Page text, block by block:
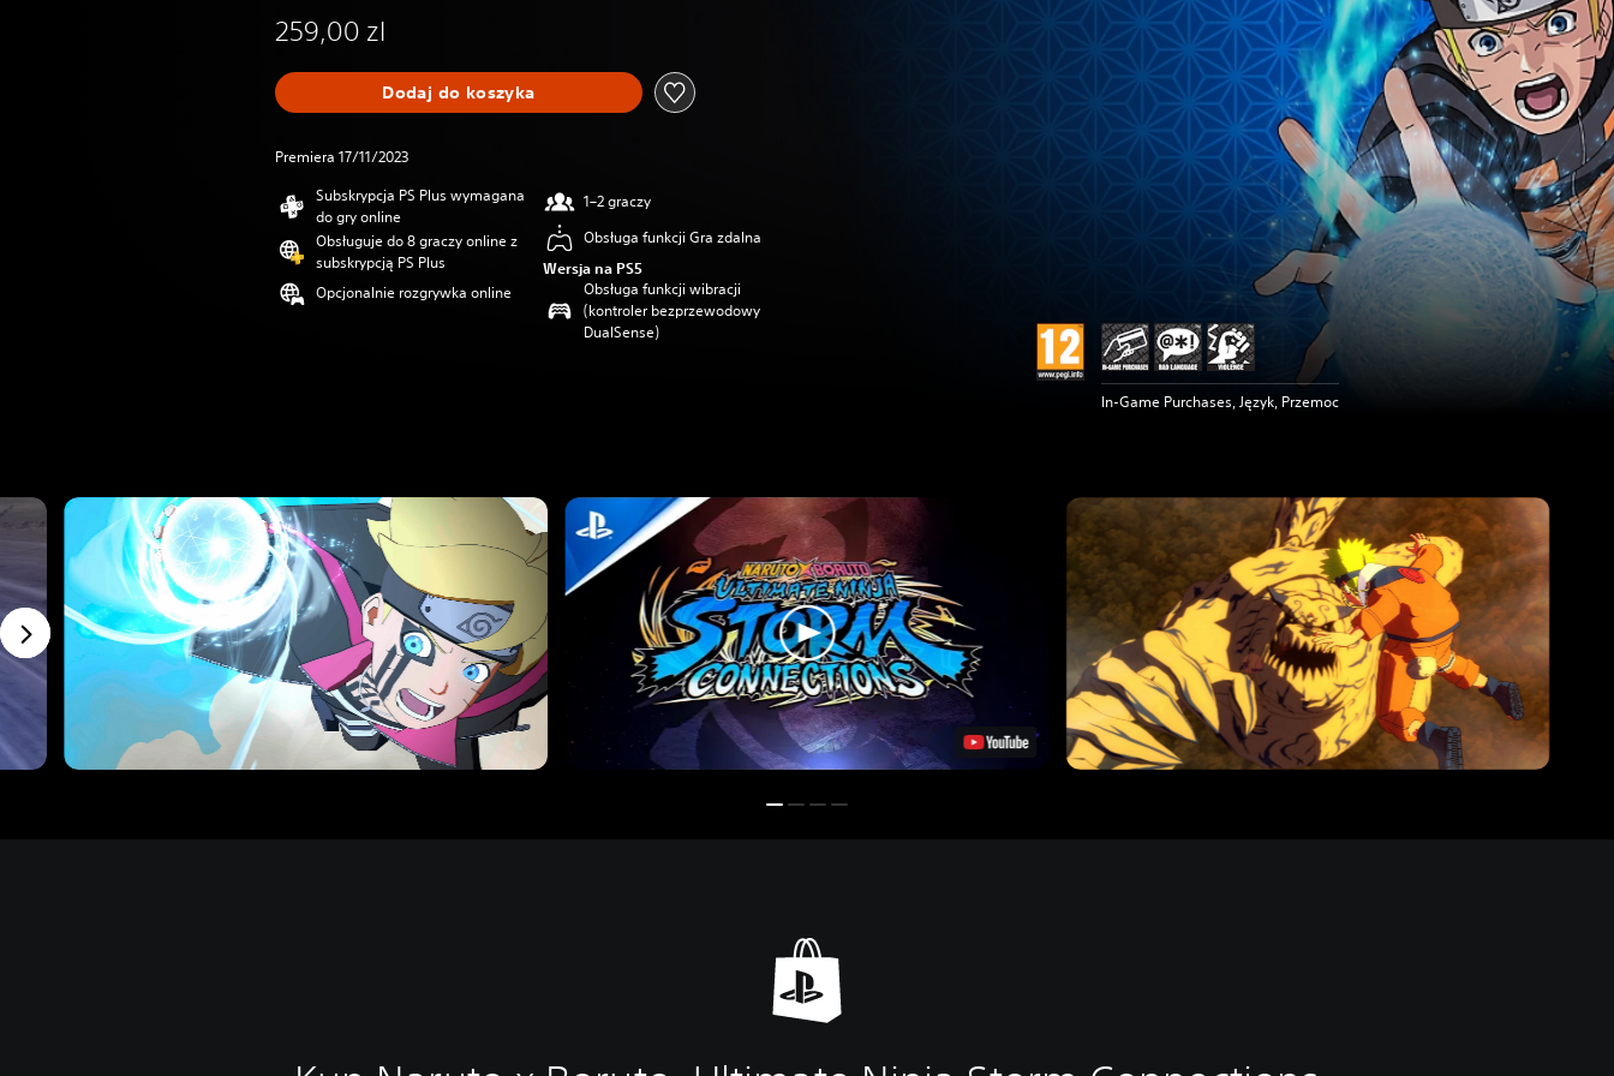
259,00 zl
Dodaj do koszyka
Premiera 17/11/2023
Subskrypcja PS Plus wymagana
do gry online
Obsługuje do 8 graczy online z
subskrypcją PS Plus
Opcjonalnie rozgrywka online
1–2 graczy
Obsługa funkcji Gra zdalna
Wersja na PS5
Obsługa funkcji wibracji
(kontroler bezprzewodowy
DualSense)
In-Game Purchases, Język, Przemoc